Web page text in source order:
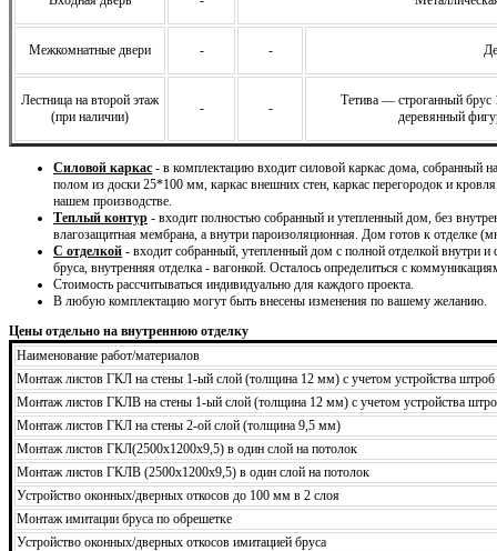
Межкомнатные двери - -
Лестница на второй этаж
(при наличии)
- -
Тетива — строганный
деревянный
Силовой каркас - в комплектацию входит силовой каркас дома, собранный
полом из доски 25*100 мм, каркас внешних стен, каркас перегородок и
нашем производстве.
Теплый контур - входит полностью собранный и утепленный дом, без
влагозащитная мембрана, а внутри пароизоляционная. Дом готов к отделке
С отделкой - входит собранный, утепленный дом с полной отделкой внутри
бруса, внутренняя отделка - вагонкой. Осталось определиться с
Стоимость рассчитываться индивидуально для каждого проекта.
В любую комплектацию могут быть внесены изменения по вашему желанию.
Цены отдельно на внутреннюю отделку
Наименование работ/материалов
Монтаж листов ГКЛ на стены 1-ый слой (толщина 12 мм) с учетом устройства штроб
Монтаж листов ГКЛВ на стены 1-ый слой (толщина 12 мм) с учетом устройства
Монтаж листов ГКЛ на стены 2-ой слой (толщина 9,5 мм)
Монтаж листов ГКЛ(2500х1200х9,5) в один слой на потолок
Монтаж листов ГКЛВ (2500х1200х9,5) в один слой на потолок
Устройство оконных/дверных откосов до 100 мм в 2 слоя
Монтаж имитации бруса по обрешетке
Устройство оконных/дверных откосов имитацией бруса